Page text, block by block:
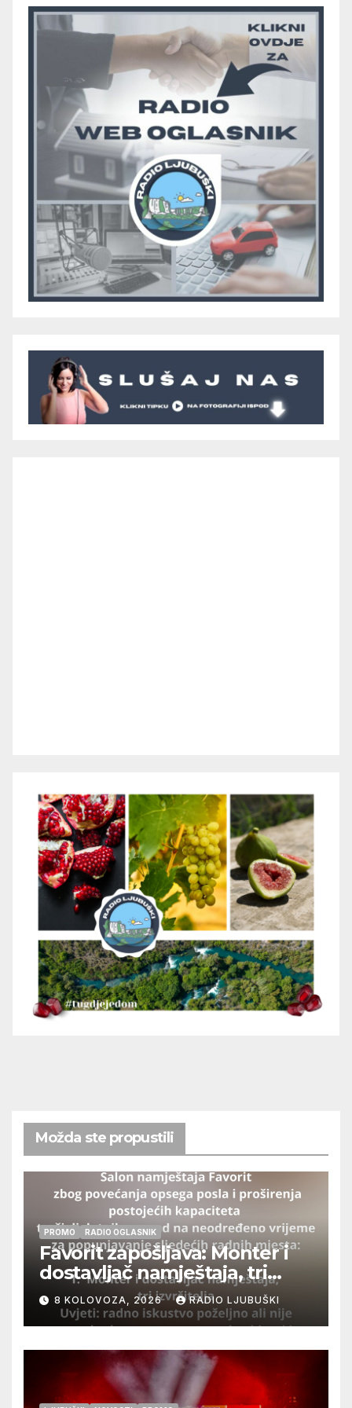
Možda ste propustili
PROMO RADIO OGLASNIK
Favorit zapošljava: Monter i
dostavljač namještaja, tri
izvršitelja
8 KOLOVOZA, 2026 RADIO LJUBUŠKI